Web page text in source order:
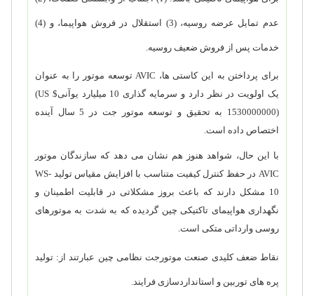
عدم تمایل عرضه روسیه، (3) استقلال در فروش هواپیما، و (4)
خدمات پس از فروش ضعیف روسیه.
برای پرداختن به این کاستی ها، AVIC توسعه موتور را به عنوان
یک اولویت در نظر دارد و سرمایه گذاری 10 میلیارد یوآنی
(US $
1530000000)
به تحقیق و توسعه موتور جت در 5 سال آینده
اختصاص داده است.
با این حال، شواهد هنوز هم نشان می دهد که سازندگان موتور
AVIC در حفظ کنترل کیفیت متناسب با افزایش مقیاس تولید WS-
10 مشکل دارند که باعث بروز مشکلاتی در قابلیت اطمینان و
نگهداری هواپیمای تاکتیکی چین گردیده که به شدت به موتورهای
روسی وارداتی متکی است.
نقاط ضعف کلیدی صنعت موتورجت نظامی چین عبارتند از: تولید
پره های توربین و استاندارد­سازی فرایند.